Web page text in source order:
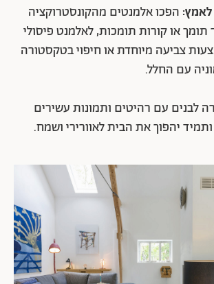
הפכו אלמנטים מהקונסטרוקציה
או קורות תומכות, לאלמנט פיסולי
צביעה מיוחדת או חיפוי בטקסטורה
עם החלל.
לבנים עם רהיטים ותמונות עשירים
יהפוך את הבית לאוורירי ושמח.